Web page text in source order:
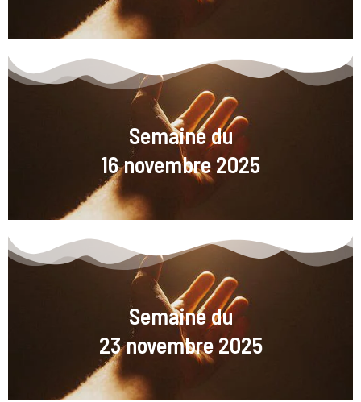
Semaine du
16 novembre 2025
Semaine du
23 novembre 2025